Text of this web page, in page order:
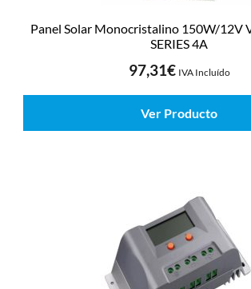
Panel Solar Monocristalino 150W/12V
SERIES 4A
97,31€ IVA Incluído
Ver Producto